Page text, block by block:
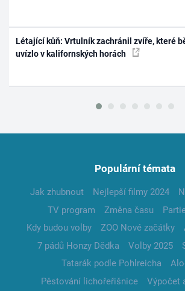
Létající kůň: Vrtulník zachránil zvíře, které
uvízlo v kalifornských horách
Populární témata
Jak zhubnout Nejlepší filmy 2024
TV program
Změna času
Kdy budou volby
ZOO Nové začátky
7 pádů Honzy Dědka
Volby 2025
Tatarák podle Pohlreicha
Pěstování lichořeřišnice
Výpočet